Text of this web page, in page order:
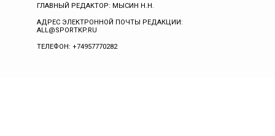
ГЛАВНЫЙ РЕДАКТОР: МЫСИН Н.Н.
АДРЕС ЭЛЕКТРОННОЙ ПОЧТЫ РЕДАКЦИИ:
ALL@SPORTKP.RU
ТЕЛЕФОН: +74957770282